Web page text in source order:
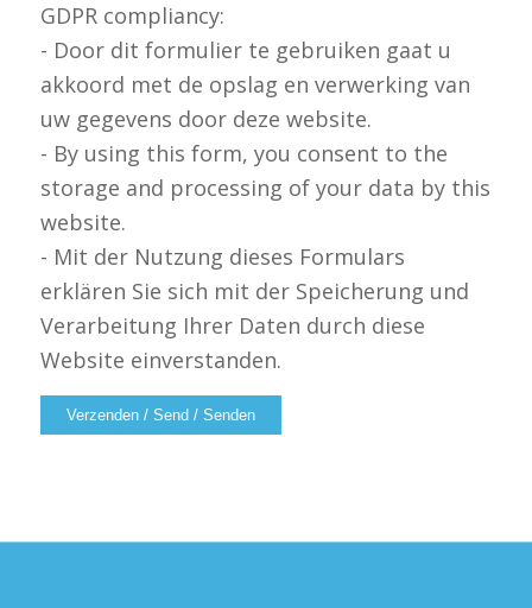
GDPR compliancy:
- Door dit formulier te gebruiken gaat u
akkoord met de opslag en verwerking van
uw gegevens door deze website.
- By using this form, you consent to the
storage and processing of your data by this
website.
- Mit der Nutzung dieses Formulars
erklären Sie sich mit der Speicherung und
Verarbeitung Ihrer Daten durch diese
Website einverstanden.